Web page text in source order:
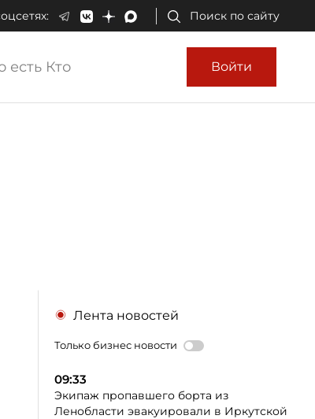
Поиск по сайту
есть Кто Войти
Лента новостей
Только бизнес новости
09:33
Экипаж пропавшего борта из
Ленобласти эвакуировали в Иркутской